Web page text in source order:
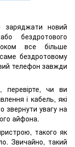
новий
бездротового
все більше
бездротовому
телефон завжди
чи ви
і кабель, які
звернути увагу на
айфона.
такого як
Звичайно, такий